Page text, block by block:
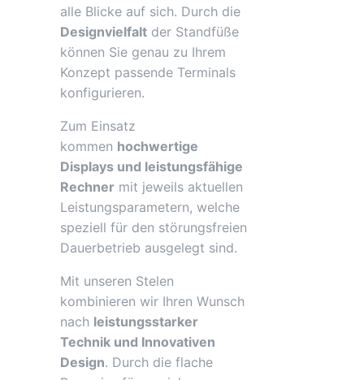
Windows
Menge
alle Blicke auf sich. Durch die
Designvielfalt der Standfüße
können Sie genau zu Ihrem
Konzept passende Terminals
konfigurieren.
Zum Einsatz
kommen hochwertige
Displays und leistungsfähige
Rechner mit jeweils aktuellen
Leistungsparametern, welche
speziell für den störungsfreien
Dauerbetrieb ausgelegt sind.
Mit unseren Stelen
kombinieren wir Ihren Wunsch
nach leistungsstarker
Technik und Innovativen
Design. Durch die flache